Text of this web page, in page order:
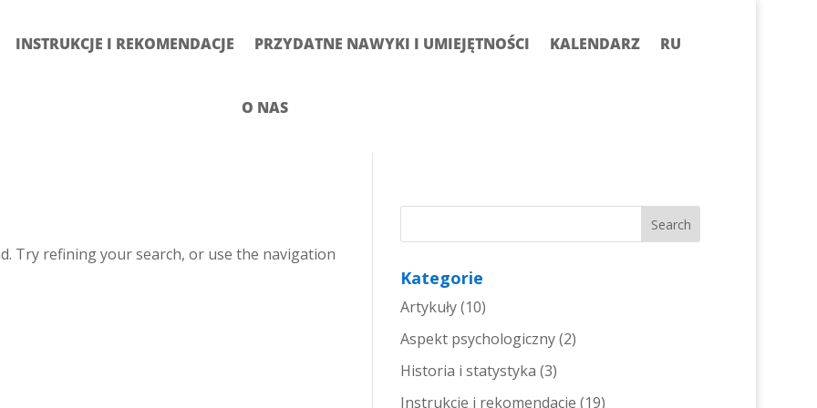
INSTRUKCJE I REKOMENDACJE PRZYDATNE NAWYKI I UMIEJĘTNOŚCI KALENDARZ RU
O NAS
Try refining your search, or use the navigation
Kategorie
Artykuły(10)
Aspekt psychologiczny(2)
Historia i statystyka (3)
Instrukcje i rekomendacje (19)